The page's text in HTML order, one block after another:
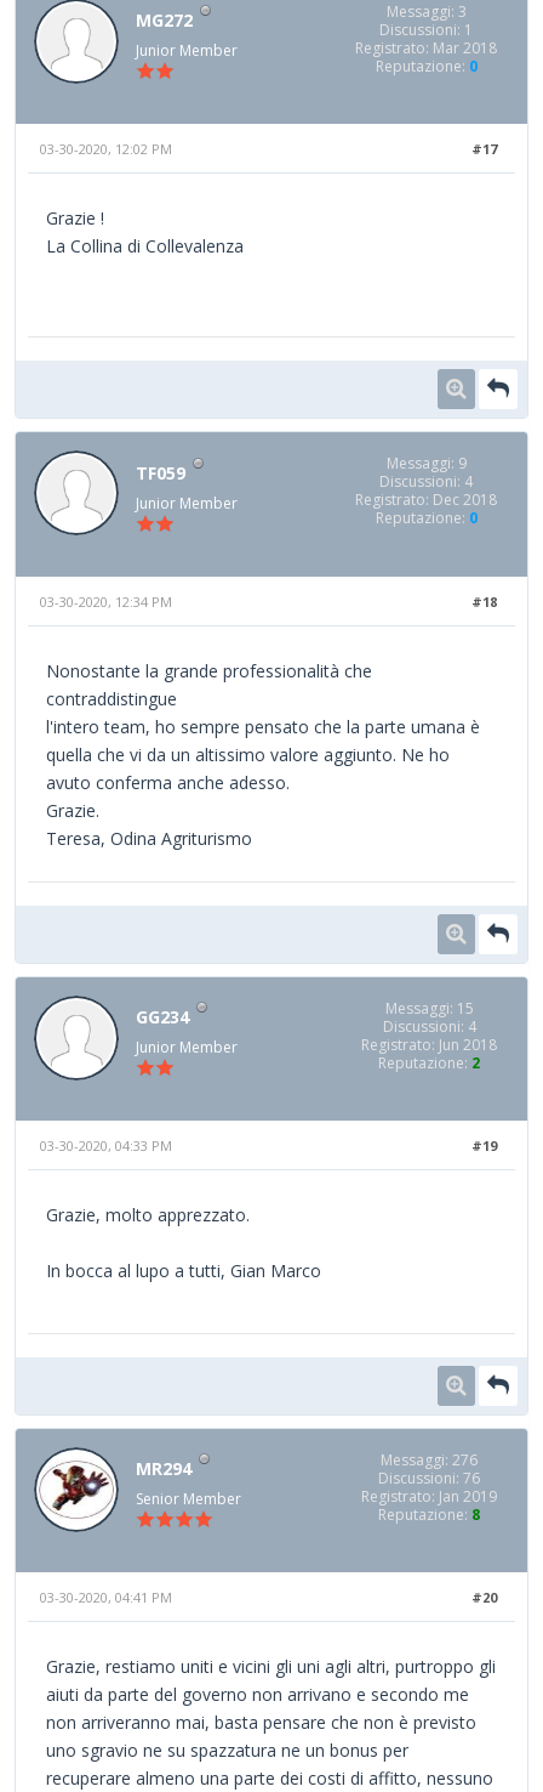
MG272
Junior Member
Messaggi: 3
Discussioni: 1
Registrato: Mar 2018
Reputazione: 0
#17
03-30-2020, 12:02 PM
Grazie !
La Collina di Collevalenza
TF059
Junior Member
Messaggi: 9
Discussioni: 4
Registrato: Dec 2018
Reputazione: 0
#18
03-30-2020, 12:34 PM
Nonostante la grande professionalità che
contraddistingue
l'intero team, ho sempre pensato che la parte umana è
quella che vi da un altissimo valore aggiunto. Ne ho
avuto conferma anche adesso.
Grazie.
Teresa, Odina Agriturismo
GG234
Junior Member
Messaggi: 15
Discussioni: 4
Registrato: Jun 2018
Reputazione: 2
#19
03-30-2020, 04:33 PM
Grazie, molto apprezzato.
In bocca al lupo a tutti, Gian Marco
MR294
Senior Member
Messaggi: 276
Discussioni: 76
Registrato: Jan 2019
Reputazione: 8
#20
03-30-2020, 04:41 PM
Grazie, restiamo uniti e vicini gli uni agli altri, purtroppo gli
aiuti da parte del governo non arrivano e secondo me
non arriveranno mai, basta pensare che non è previsto
uno sgravio ne su spazzatura ne un bonus per
recuperare almeno una parte dei costi di affitto, nessuno